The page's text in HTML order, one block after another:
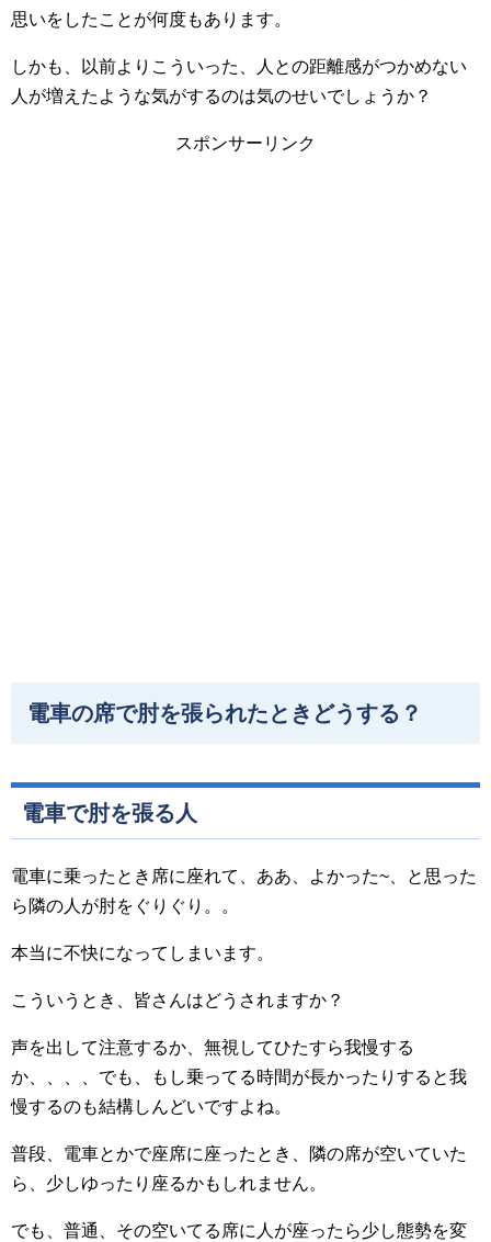
思いをしたことが何度もあります。
しかも、以前よりこういった、人との距離感がつかめない
人が増えたような気がするのは気のせいでしょうか？
スポンサーリンク
電車の席で肘を張られたときどうする？
電車で肘を張る人
電車に乗ったとき席に座れて、ああ、よかった~、と思った
ら隣の人が肘をぐりぐり。。
本当に不快になってしまいます。
こういうとき、皆さんはどうされますか？
声を出して注意するか、無視してひたすら我慢する
か、、、、でも、もし乗ってる時間が長かったりすると我
慢するのも結構しんどいですよね。
普段、電車とかで座席に座ったとき、隣の席が空いていた
ら、少しゆったり座るかもしれません。
でも、普通、その空いてる席に人が座ったら少し態勢を変